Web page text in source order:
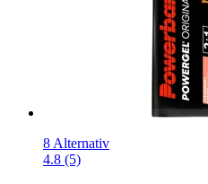
8 Alternativ
4.8 (5)